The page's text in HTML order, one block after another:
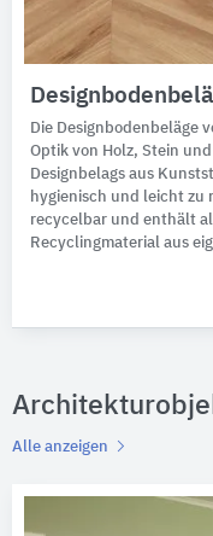
Die Designbodenbeläge
Optik von Holz, Stein
Designbelags aus
hygienisch und leicht zu
recycelbar und enthält
Recyclingmaterial aus
Alle anzeigen